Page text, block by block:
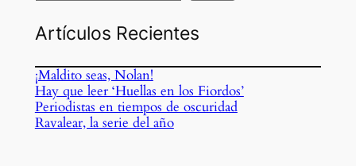
Artículos Recientes
¡Maldito seas, Nolan!
Hay que leer ‘Huellas en los Fiordos’
Periodistas en tiempos de oscuridad
Ravalear, la serie del año